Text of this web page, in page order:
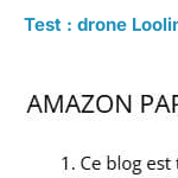
Test : drone